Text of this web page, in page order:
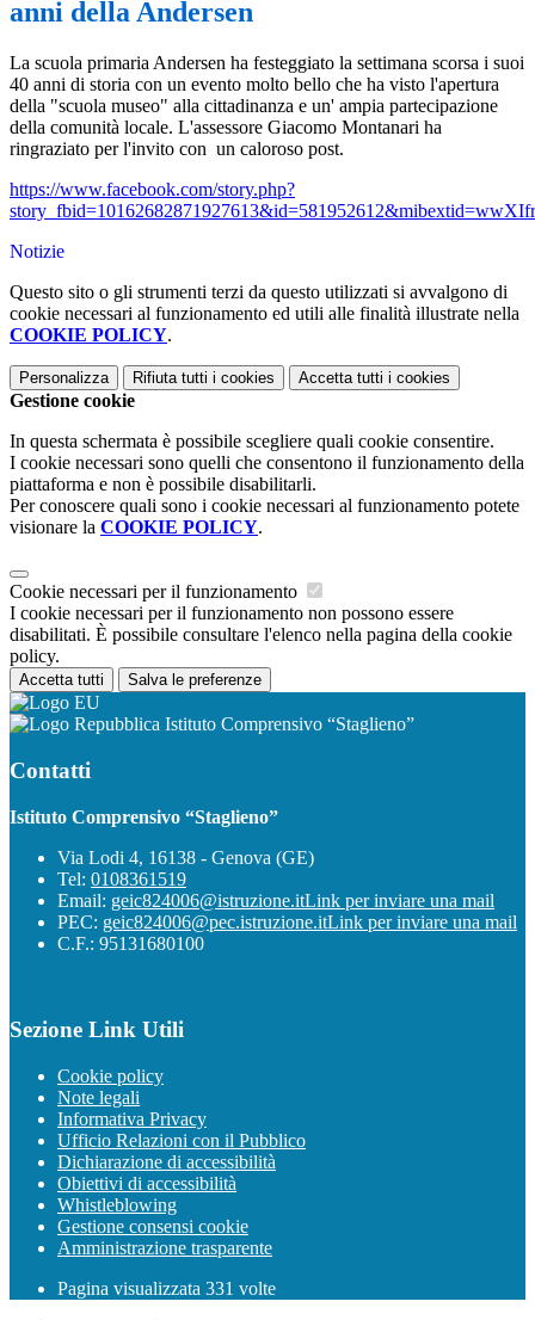
anni della Andersen
La scuola primaria Andersen ha festeggiato la settimana scorsa i suoi
40 anni di storia con un evento molto bello che ha visto l'apertura
della "scuola museo" alla cittadinanza e un' ampia partecipazione
della comunità locale. L'assessore Giacomo Montanari ha
ringraziato per l'invito con un caloroso post.
https://www.facebook.com/story.php?
Notizie
Questo sito o gli strumenti terzi da questo utilizzati si avvalgono di
cookie necessari al funzionamento ed utili alle finalità illustrate nella
COOKIE POLICY.
Personalizza Rifiuta tutti i cookies Accetta tutti i cookies
Gestione cookie
In questa schermata è possibile scegliere quali cookie consentire.
I cookie necessari sono quelli che consentono il funzionamento della
piattaforma e non è possibile disabilitarli.
Per conoscere quali sono i cookie necessari al funzionamento potete
visionare la COOKIE POLICY.
Cookie necessari per il funzionamento
I cookie necessari per il funzionamento non possono essere
disabilitati. È possibile consultare l'elenco nella pagina della cookie
policy.
Accetta tutti Salva le preferenze
Istituto Comprensivo “Staglieno”
Contatti
Istituto Comprensivo “Staglieno”
Via Lodi 4, 16138 - Genova (GE)
Tel: 0108361519
Email: geic824006@istruzione.itLink per inviare una mail
PEC: geic824006@pec.istruzione.itLink per inviare una mail
C.F.: 95131680100
Sezione Link Utili
Cookie policy
Note legali
Informativa Privacy
Ufficio Relazioni con il Pubblico
Dichiarazione di accessibilità
Obiettivi di accessibilità
Whistleblowing
Gestione consensi cookie
Amministrazione trasparente
Pagina visualizzata 331 volte